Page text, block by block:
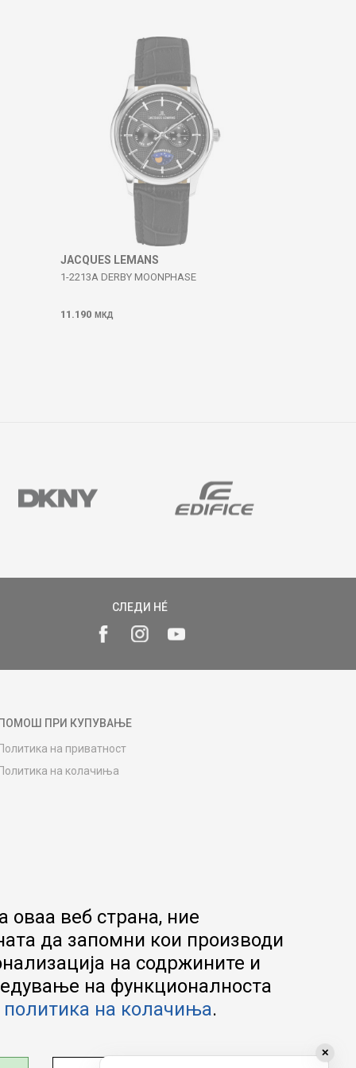
JACQUES LEMANS
1-2213A DERBY MOONPHASE
11.190 МКД
СЛЕДИ НÉ
ПОМОШ ПРИ КУПУВАЊЕ
Политика на приватност
Политика на колачиња
Product Finder
оваа веб страна, ние
да запомни кои производи
на содржините и
на функционалноста
политика на колачиња.
✕